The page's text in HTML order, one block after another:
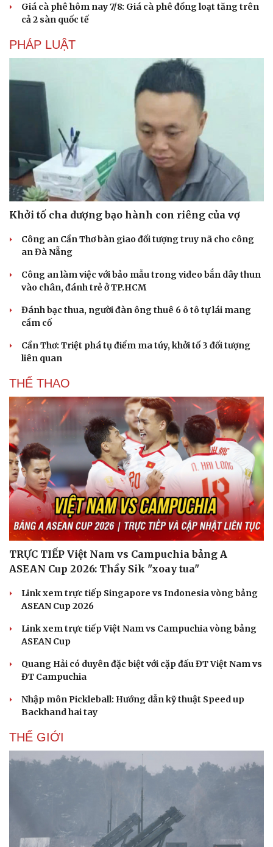
Cải chính
Giá cà phê hôm nay 7/8: Giá cà phê đồng loạt tăng trên
cả 2 sàn quốc tế
PHÁP LUẬT
Khởi tố cha dượng bạo hành con riêng của vợ
Công an Cần Thơ bàn giao đối tượng truy nã cho công
an Đà Nẵng
Công an làm việc với bảo mẫu trong video bắn dây thun
vào chân, đánh trẻ ở TP.HCM
Đánh bạc thua, người đàn ông thuê 6 ô tô tự lái mang
cầm cố
Cần Thơ: Triệt phá tụ điểm ma túy, khởi tố 3 đối tượng
liên quan
THỂ THAO
TRỰC TIẾP Việt Nam vs Campuchia bảng A
ASEAN Cup 2026: Thầy Sik "xoay tua"
Link xem trực tiếp Singapore vs Indonesia vòng bảng
ASEAN Cup 2026
Link xem trực tiếp Việt Nam vs Campuchia vòng bảng
ASEAN Cup
Quang Hải có duyên đặc biệt với cặp đấu ĐT Việt Nam vs
ĐT Campuchia
Nhập môn Pickleball: Hướng dẫn kỹ thuật Speed up
Backhand hai tay
THẾ GIỚI